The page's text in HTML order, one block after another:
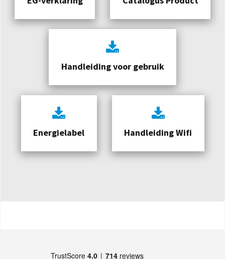
Handleiding voor gebruik
Energielabel Handleiding Wifi